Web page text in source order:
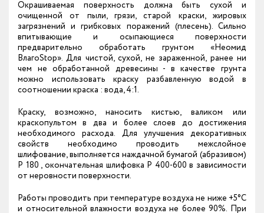
Окрашиваемая поверхность должна быть сухой и
очищенной от пыли, грязи, старой краски, жировых
загрязнений и грибковых поражений (плесень). Сильно
впитывающие и осыпающиеся поверхности
предварительно обработать грунтом «Неомид
ВлагоStop». Для чистой, сухой, не зараженной, ранее ни
чем не обработанной древесины - в качестве грунта
можно использовать краску разбавленную водой в
соотношении краска : вода, 4:1.
Краску, возможно, наносить кистью, валиком или
краскопультом в два и более слоев до достижения
необходимого расхода. Для улучшения декоративных
свойств необходимо проводить межслойное
шлифование, выполняется наждачной бумагой (абразивом)
Р 180 , окончательная шлифовка Р 400-600 в зависимости
от неровности поверхности.
Работы проводить при температуре воздуха не ниже +5°С
и относительной влажности воздуха не более 90%. При